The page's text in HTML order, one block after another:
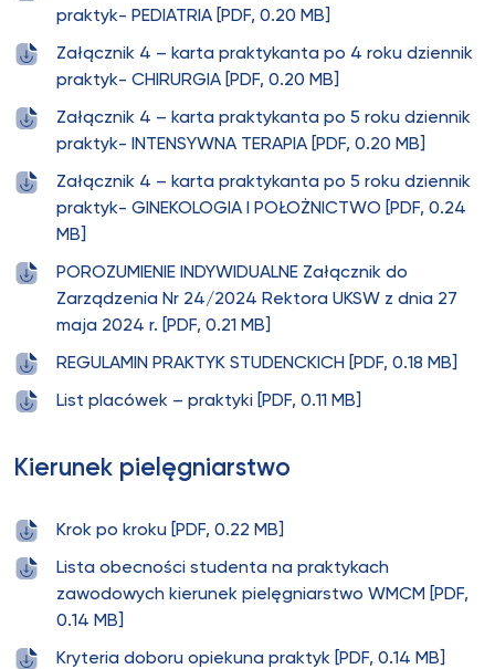
praktyk- PEDIATRIA [PDF, 0.20 MB]
Załącznik 4 – karta praktykanta po 4 roku dziennik
praktyk- CHIRURGIA [PDF, 0.20 MB]
Załącznik 4 – karta praktykanta po 5 roku dziennik
praktyk- INTENSYWNA TERAPIA [PDF, 0.20 MB]
Załącznik 4 – karta praktykanta po 5 roku dziennik
praktyk- GINEKOLOGIA I POŁOŻNICTWO [PDF, 0.24
MB]
POROZUMIENIE INDYWIDUALNE Załącznik do
Zarządzenia Nr 24/2024 Rektora UKSW z dnia 27
maja 2024 r. [PDF, 0.21 MB]
REGULAMIN PRAKTYK STUDENCKICH [PDF, 0.18 MB]
List placówek – praktyki [PDF, 0.11 MB]
Kierunek pielęgniarstwo
Krok po kroku [PDF, 0.22 MB]
Lista obecności studenta na praktykach
zawodowych kierunek pielęgniarstwo WMCM [PDF,
0.14 MB]
Kryteria doboru opiekuna praktyk [PDF, 0.14 MB]